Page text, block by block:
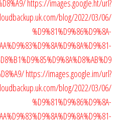
https://images.google.ht/url?
blog/2022/03/06/
%D9%81%D9%86%D9%8A-
https://images.google.im/url?
blog/2022/03/06/
%D9%81%D9%86%D9%8A-